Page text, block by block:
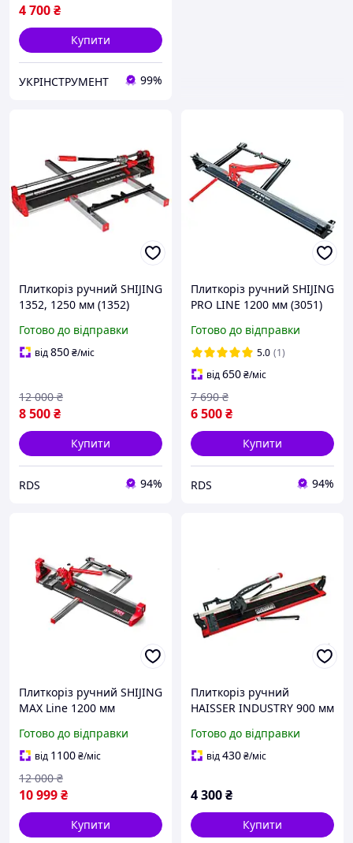
4 700₴
Купити
УКРІНСТРУМЕНТ 99%
Плиткоріз ручний SHIJING
1352, 1250 мм (1352)
Готово до відправки
від850₴/міс
8 500₴
12 000 ₴
Купити
RDS 94%
Плиткоріз ручний SHIJING
PRO LINE 1200 мм (3051)
Готово до відправки
5.0 (1)
від650₴/міс
6 500₴
7 690 ₴
Купити
RDS 94%
Плиткоріз ручний SHIJING
MAX Line 1200 мм
лазером (3751)
Готово до відправки
від 1100₴/міс
10 999₴
12 000 ₴
Купити
Плиткоріз ручний
HAISSER INDUSTRY 900 мм
Готово до відправки
від430₴/міс
4 300₴
Купити